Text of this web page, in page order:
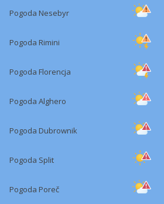
Pogoda Nesebyr
Pogoda Rimini
Pogoda Florencja
Pogoda Alghero
Pogoda Dubrownik
Pogoda Split
Pogoda Poreč